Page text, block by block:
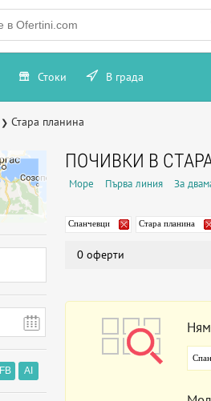
Стоки В града
❯ Стара планина
FB AI
ПОЧИВКИ В
Море Първа линия За
Спанчевци Стара планина
0 оферти